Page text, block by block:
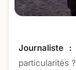
Journaliste :
particularités ?